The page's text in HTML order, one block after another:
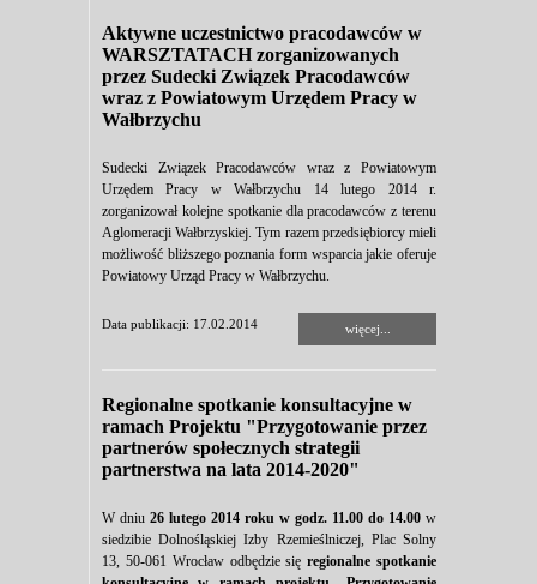
Aktywne uczestnictwo pracodawców w
WARSZTATACH zorganizowanych
przez Sudecki Związek Pracodawców
wraz z Powiatowym Urzędem Pracy w
Wałbrzychu
Sudecki Związek Pracodawców wraz z Powiatowym
Urzędem Pracy w Wałbrzychu 14 lutego 2014 r.
zorganizował kolejne spotkanie dla pracodawców z terenu
Aglomeracji Wałbrzyskiej. Tym razem przedsiębiorcy mieli
możliwość bliższego poznania form wsparcia jakie oferuje
Powiatowy Urząd Pracy w Wałbrzychu.
Data publikacji: 17.02.2014 więcej...
Regionalne spotkanie konsultacyjne w
ramach Projektu "Przygotowanie przez
partnerów społecznych strategii
partnerstwa na lata 2014-2020"
W dniu 26 lutego 2014 roku w godz. 11.00 do 14.00 w
siedzibie Dolnośląskiej Izby Rzemieślniczej, Plac Solny
13, 50-061 Wrocław odbędzie sięregionalne spotkanie